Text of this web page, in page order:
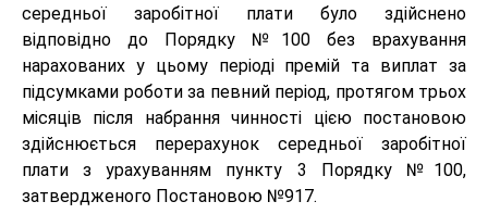
середньої заробітної плати було здійснено
відповідно до Порядку №100 без врахування
нарахованих у цьому періоді премій та виплат за
підсумками роботи за певний період, протягом трьох
місяців після набрання чинності цією постановою
здійснюється перерахунок середньої заробітної
плати з урахуванням пункту 3 Порядку №100,
затвердженого Постановою №917.